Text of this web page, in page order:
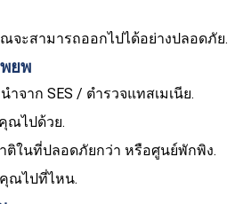
จะสามารถออกไปได้อย่างปลอดภัย.
ยพ
จาก SES / ตำรวจแทสเมเนีย.
ณไปด้วย.
ติในที่ปลอดภัยกว่า หรือศูนย์พักพิง.
ณไปที่ไหน.